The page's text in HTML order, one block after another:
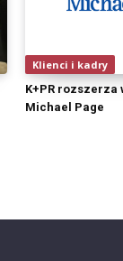
Klienci i kadry
K+PR rozszerza
Michael Page